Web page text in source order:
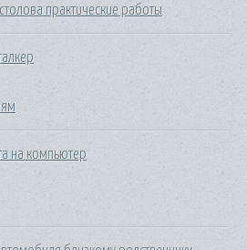
практические работы
на компьютер